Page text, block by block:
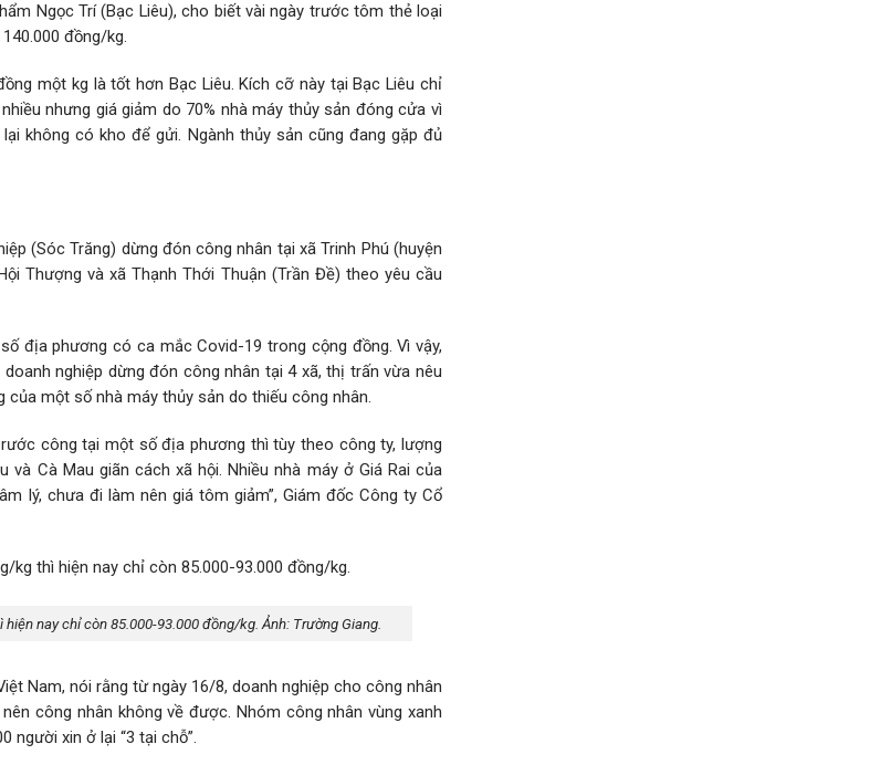
Ngọc Trí (Bạc Liêu), cho biết vài ngày trước tôm thẻ loại
đồng/kg.
một kg là tốt hơn Bạc Liêu. Kích cỡ này tại Bạc Liêu chỉ
nhưng giá giảm do 70% nhà máy thủy sản đóng cửa vì
không có kho để gửi. Ngành thủy sản cũng đang gặp đủ
(Sóc Trăng) dừng đón công nhân tại xã Trinh Phú (huyện
Thượng và xã Thạnh Thới Thuận (Trần Đề) theo yêu cầu
địa phương có ca mắc Covid-19 trong cộng đồng. Vì vậy,
nghiệp dừng đón công nhân tại 4 xã, thị trấn vừa nêu
một số nhà máy thủy sản do thiếu công nhân.
công tại một số địa phương thì tùy theo công ty, lượng
Cà Mau giãn cách xã hội. Nhiều nhà máy ở Giá Rai của
lý, chưa đi làm nên giá tôm giảm”, Giám đốc Công ty Cổ
nay chỉ còn 85.000-93.000 đồng/kg. Ảnh: Trường Giang.
Nam, nói rằng từ ngày 16/8, doanh nghiệp cho công nhân
công nhân không về được. Nhóm công nhân vùng xanh
người xin ở lại “3 tại chỗ”.